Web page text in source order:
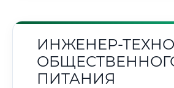
ИНЖЕНЕР-
ПИТАНИЯ